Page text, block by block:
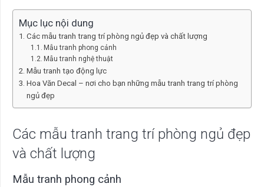
Mục lục nội dung
Các mẫu tranh trang trí phòng ngủ đẹp và chất lượng
Mẫu tranh phong cảnh
Mẫu tranh nghệ thuật
Mẫu tranh tạo động lực
Hoa Văn Decal – nơi cho bạn những mẫu tranh trang trí phòng
ngủ đẹp
Các mẫu tranh trang trí phòng ngủ đẹp
và chất lượng
Mẫu tranh phong cảnh